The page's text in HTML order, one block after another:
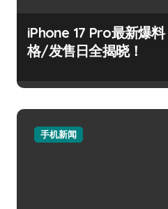
iPhone 17 Pro最新爆
格/发售日全揭晓！
手机新闻